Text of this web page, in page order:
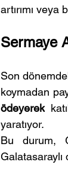
artırımı
Sermaye
Son
koymadan
ödeyerek
yaratıyor.
Bu durum,
Galatasaraylı